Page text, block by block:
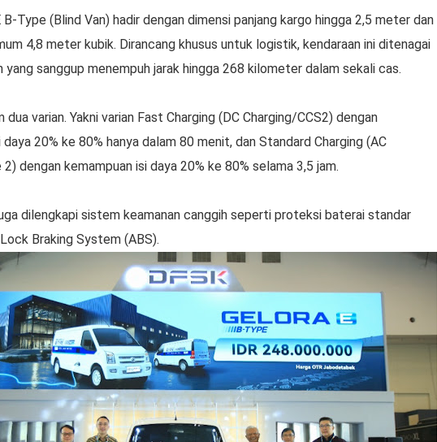
B-Type (Blind Van) hadir dengan dimensi panjang kargo hingga 2,5 meter dan
4,8 meter kubik. Dirancang khusus untuk logistik, kendaraan ini ditenagai
yang sanggup menempuh jarak hingga 268 kilometer dalam sekali cas.
dua varian. Yakni varian Fast Charging (DC Charging/CCS2) dengan
20% ke 80% hanya dalam 80 menit, dan Standard Charging (AC
dengan kemampuan isi daya 20% ke 80% selama 3,5 jam.
dilengkapi sistem keamanan canggih seperti proteksi baterai standar
Braking System (ABS).